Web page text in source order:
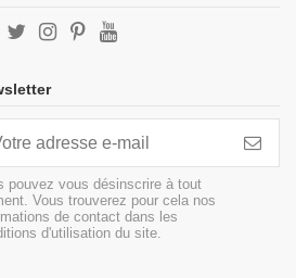
pouvez vous désinscrire à tout
Vous trouverez pour cela nos
de contact dans les
d'utilisation du site.